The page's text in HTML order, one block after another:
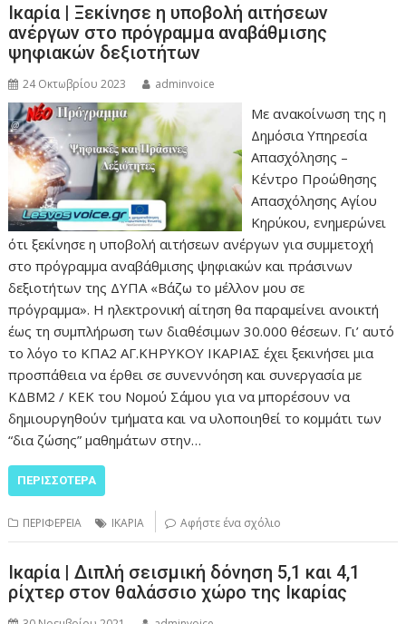
Ικαρία | Ξεκίνησε η υποβολή αιτήσεων
ανέργων στο πρόγραμμα αναβάθμισης
ψηφιακών δεξιοτήτων
24 Οκτωβρίου 2023 adminvoice
Με ανακοίνωση της η
Δημόσια Υπηρεσία
Απασχόλησης –
Κέντρο Προώθησης
Απασχόλησης Αγίου
Κηρύκου, ενημερώνει
ότι ξεκίνησε η υποβολή αιτήσεων ανέργων για συμμετοχή
στο πρόγραμμα αναβάθμισης ψηφιακών και πράσινων
δεξιοτήτων της ΔΥΠΑ «Βάζω το μέλλον μου σε
πρόγραμμα». Η ηλεκτρονική αίτηση θα παραμείνει ανοικτή
έως τη συμπλήρωση των διαθέσιμων 30.000 θέσεων. Γι’ αυτό
το λόγο το ΚΠΑ2 ΑΓ.ΚΗΡΥΚΟΥ ΙΚΑΡΙΑΣ έχει ξεκινήσει μια
προσπάθεια να έρθει σε συνεννόηση και συνεργασία με
ΚΔΒΜ2 / ΚΕΚ του Νομού Σάμου για να μπορέσουν να
δημιουργηθούν τμήματα και να υλοποιηθεί το κομμάτι των
“δια ζώσης” μαθημάτων στην…
ΠΕΡΙΣΣΌΤΕΡΑ
ΠΕΡΙΦΕΡΕΙΑ ΙΚΑΡΙΑ Αφήστε ένα σχόλιο
Ικαρία | Διπλή σεισμική δόνηση 5,1 και 4,1
ρίχτερ στον θαλάσσιο χώρο της Ικαρίας